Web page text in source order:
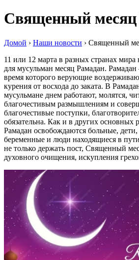
Священный месяц
Домой › Наши новости › Священный
11 или 12 марта в разных странах
для мусульман месяц Рамадан. Рамадан
время которого верующие
курения от восхода до заката. В
мусульмане днем работают, молятся,
благочестивым размышлениям и
благочестивые поступки,
обязательна. Как и в других основных
Рамадан освобождаются больные,
беременные и люди находящиеся в
не только держать пост, Священный
духовного очищения, искупления